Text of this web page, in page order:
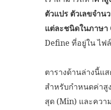
ตัวแปร ตัวเลขจำน
แต่ละชนิดในภาษา
Define ที่อยู่ใน ไฟ
ตารางด้านล่างนี้แ
สำหรับกำหนดค่าสู
สุด (Min) และควา